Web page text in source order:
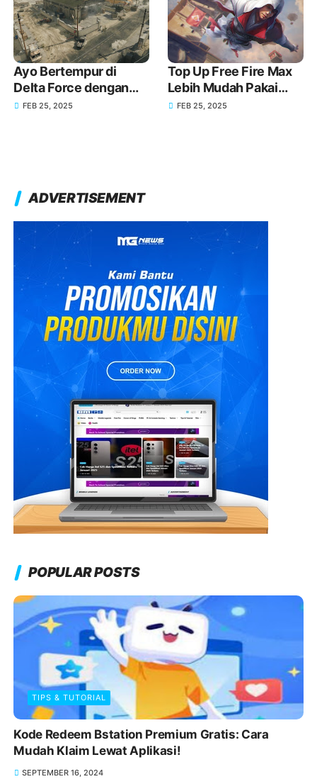
Ayo Bertempur di
Delta Force dengan
Senjata Baru melalui
FEB 25, 2025
Top Up Free Fire Max
Lebih Mudah Pakai
GoPay!
FEB 25, 2025
ADVERTISEMENT
POPULAR POSTS
TIPS & TUTORIAL
Kode Redeem Bstation Premium Gratis: Cara
Mudah Klaim Lewat Aplikasi!
SEPTEMBER 16, 2024